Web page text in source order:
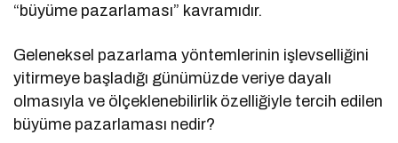
“büyüme pazarlaması” kavramıdır.
Geleneksel pazarlama yöntemlerinin işlevselliğini
yitirmeye başladığı günümüzde veriye dayalı
olmasıyla ve ölçeklenebilirlik özelliğiyle tercih edilen
büyüme pazarlaması nedir?